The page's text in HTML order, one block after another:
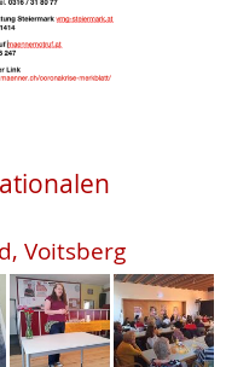
Voitsberg